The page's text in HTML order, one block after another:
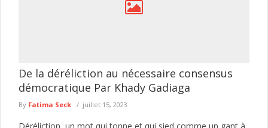
De la déréliction au nécessaire consensus
démocratique Par Khady Gadiaga
By Fatima Seck juillet 15, 2023